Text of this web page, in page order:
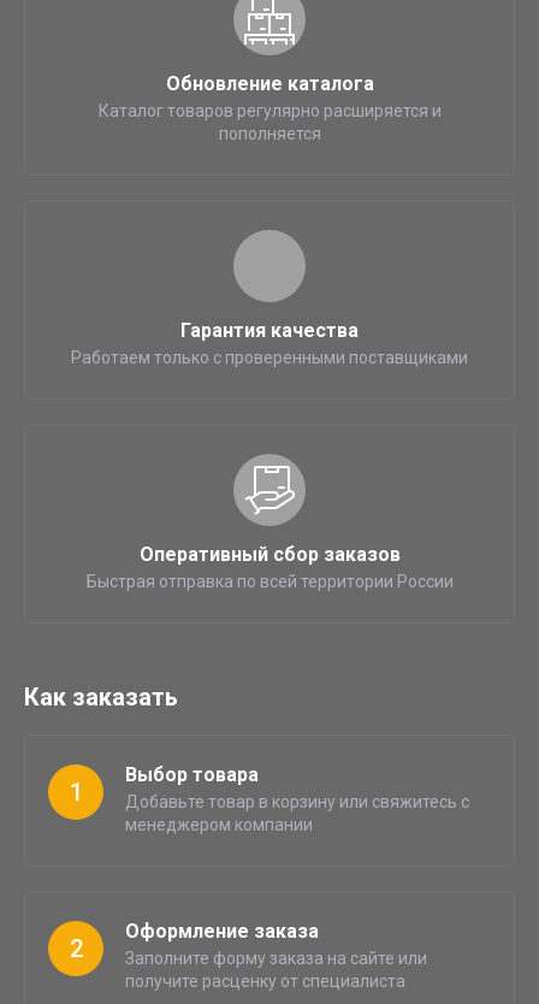
Обновление каталога
Каталог товаров регулярно расширяется и
пополняется
Гарантия качества
Работаем только с проверенными поставщиками
Оперативный сбор заказов
Быстрая отправка по всей территории России
Как заказать
1
Выбор товара
Добавьте товар в корзину или свяжитесь с
менеджером компании
2
Оформление заказа
Заполните форму заказа на сайте или
получите расценку от специалиста